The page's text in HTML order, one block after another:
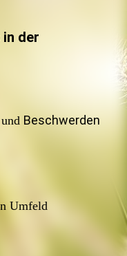
der
Beschwerden
Umfeld